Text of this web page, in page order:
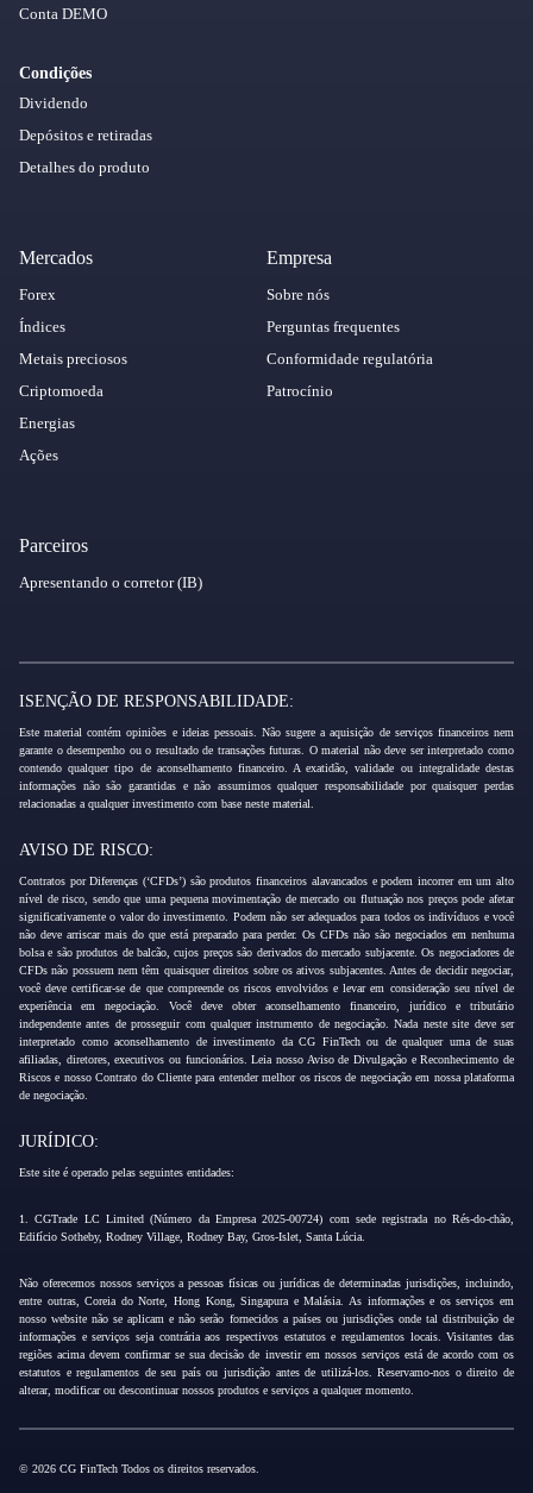
Conta DEMO
Condições
Dividendo
Depósitos e retiradas
Detalhes do produto
Mercados
Forex
Índices
Metais preciosos
Criptomoeda
Energias
Ações
Empresa
Sobre nós
Perguntas frequentes
Conformidade regulatória
Patrocínio
Parceiros
Apresentando o corretor (IB)
ISENÇÃO DE RESPONSABILIDADE:
Este material contém opiniões e ideias pessoais. Não sugere a aquisição de serviços financeiros nem
garante o desempenho ou o resultado de transações futuras. O material não deve ser interpretado como
contendo qualquer tipo de aconselhamento financeiro. A exatidão, validade ou integralidade destas
informações não são garantidas e não assumimos qualquer responsabilidade por quaisquer perdas
relacionadas a qualquer investimento com base neste material.
AVISO DE RISCO:
Contratos por Diferenças (‘CFDs’) são produtos financeiros alavancados e podem incorrer em um alto
nível de risco, sendo que uma pequena movimentação de mercado ou flutuação nos preços pode afetar
significativamente o valor do investimento. Podem não ser adequados para todos os indivíduos e você
não deve arriscar mais do que está preparado para perder. Os CFDs não são negociados em nenhuma
bolsa e são produtos de balcão, cujos preços são derivados do mercado subjacente. Os negociadores de
CFDs não possuem nem têm quaisquer direitos sobre os ativos subjacentes. Antes de decidir negociar,
você deve certificar-se de que compreende os riscos envolvidos e levar em consideração seu nível de
experiência em negociação. Você deve obter aconselhamento financeiro, jurídico e tributário
independente antes de prosseguir com qualquer instrumento de negociação. Nada neste site deve ser
interpretado como aconselhamento de investimento da CG FinTech ou de qualquer uma de suas
afiliadas, diretores, executivos ou funcionários. Leia nosso Aviso de Divulgação e Reconhecimento de
Riscos e nosso Contrato do Cliente para entender melhor os riscos de negociação em nossa plataforma
de negociação.
JURÍDICO:
Este site é operado pelas seguintes entidades:
1. CGTrade LC Limited (Número da Empresa 2025-00724) com sede registrada no Rés-do-chão,
Edifício Sotheby, Rodney Village, Rodney Bay, Gros-Islet, Santa Lúcia.
Não oferecemos nossos serviços a pessoas físicas ou jurídicas de determinadas jurisdições, incluindo,
entre outras, Coreia do Norte, Hong Kong, Singapura e Malásia. As informações e os serviços em
nosso website não se aplicam e não serão fornecidos a países ou jurisdições onde tal distribuição de
informações e serviços seja contrária aos respectivos estatutos e regulamentos locais. Visitantes das
regiões acima devem confirmar se sua decisão de investir em nossos serviços está de acordo com os
estatutos e regulamentos de seu país ou jurisdição antes de utilizá-los. Reservamo-nos o direito de
alterar, modificar ou descontinuar nossos produtos e serviços a qualquer momento.
© 2026 CG FinTech Todos os direitos reservados.